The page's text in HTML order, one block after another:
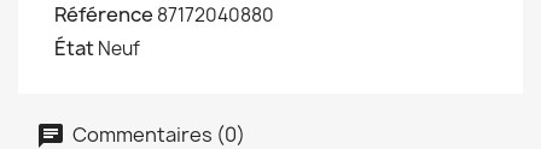
Référence 87172040880
ÉtatNeuf
Commentaires (0)